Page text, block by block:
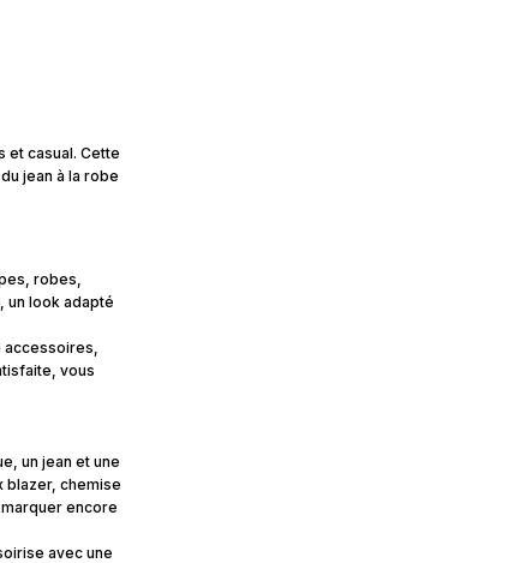
et casual. Cette
jean à la robe
robes,
un look adapté
vous
un jean et une
blazer, chemise
encore
avec une